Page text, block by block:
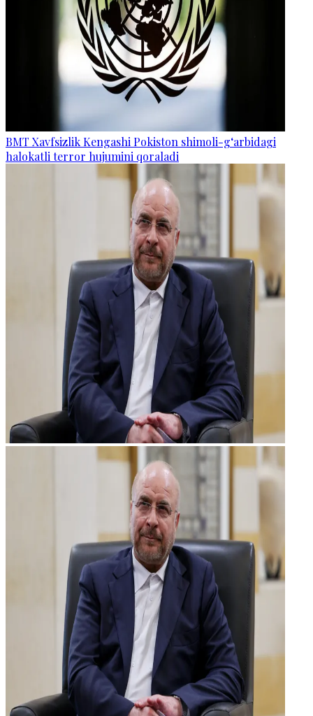
BMT Xavfsizlik Kengashi Pokiston shimoli-g‘arbidagi
halokatli terror hujumini qoraladi